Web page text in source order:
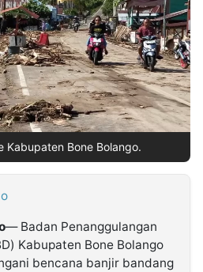
Kabupaten Bone Bolango.
— Badan Penanggulangan
Kabupaten Bone Bolango
bencana banjir bandang